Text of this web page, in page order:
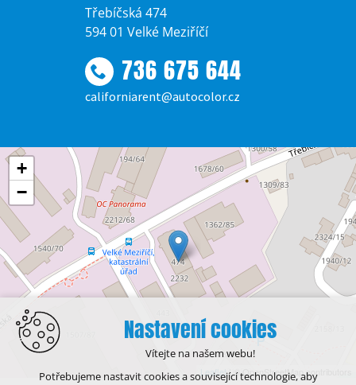
Třebíčská 474
594 01 Velké Meziříčí
736 675 644
californiarent@autocolor.cz
+
−
Leaflet | © OpenStreetMap contributors
Nastavení cookies
Vítejte na našem webu!
Potřebujeme nastavit cookies a související technologie, aby